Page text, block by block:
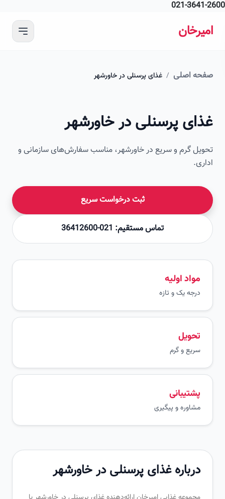
021-
اصلی / غذای پرسنلی در خاورشهر
پرسنلی در خاورشهر
گرم و سریع در خاورشهر، مناسب سفارش‌های سازمانی و
ثبت درخواست سریع
تماس مستقیم: 021-36412600
مواد اولیه
درجه یک و تازه
سریع و گرم
پشتیبانی
مشاوره و پیگیری
درباره غذای پرسنلی در خاورشهر